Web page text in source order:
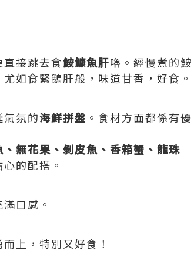
接跳去食鮟鱇魚肝嚕。經慢煮的鮟
如食緊鵝肝般，味道甘香，好食。
氛的海鮮拼盤 。食材方面都係有優
無花果、剝皮魚、香箱蟹、龍珠
的配搭。
口感。
上，特別又好食！